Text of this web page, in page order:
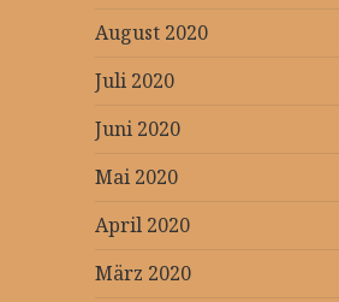
August 2020
Juli 2020
Juni 2020
Mai 2020
April 2020
März 2020